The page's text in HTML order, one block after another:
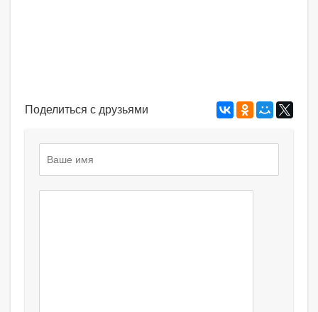
Поделиться с друзьями